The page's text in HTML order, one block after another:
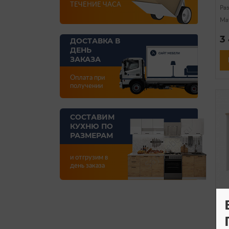
ТЕЧЕНИЕ ЧАСА
ДОСТАВКА В
ДЕНЬ
ЗАКАЗА
Оплата при
получении
СОСТАВИМ
КУХНЮ ПО
РАЗМЕРАМ
и отгрузим в
день заказа
3